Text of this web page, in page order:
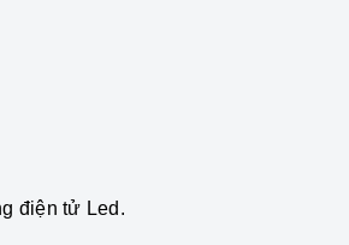
điện tử Led.